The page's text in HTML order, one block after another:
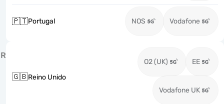
🇵🇹Portugal NOS Vodafone
R
🇬🇧Reino Unido
O2 (UK) EE
Vodafone UK